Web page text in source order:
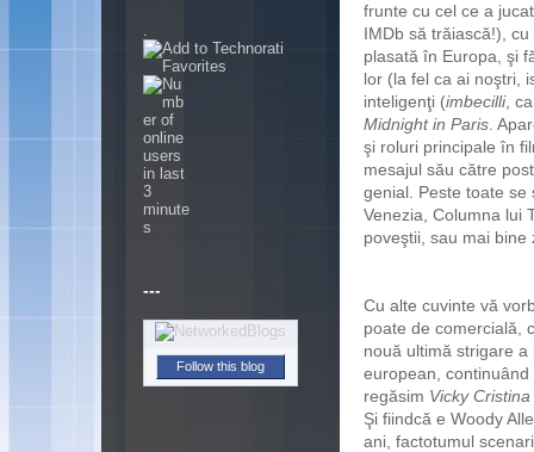
frunte cu cel ce a
IMDb să trăiască!),
plasată în Europa, şi
lor (la fel ca ai noştri,
inteligenţi (imbecilli,
Midnight in Paris .
şi roluri principale în
mesajul său către
genial. Peste toate se
Venezia, Columna lui
poveştii, sau mai
Cu alte cuvinte vă
poate de comercială,
nouă ultimă strigare a
european,
regăsim Vicky
Şi fiindcă e Woody
ani, factotumul
---
Follow this blog